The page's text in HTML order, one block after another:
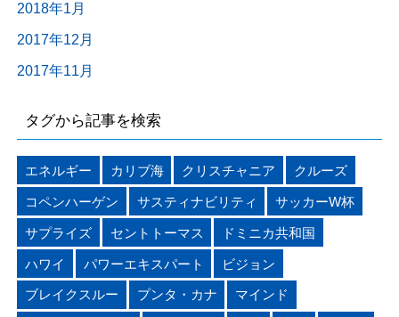
2018年1月
2017年12月
2017年11月
タグから記事を検索
エネルギー カリブ海 クリスチャニア クルーズ
コペンハーゲン サスティナビリティ サッカーW杯
サプライズ セントトーマス ドミニカ共和国
ハワイ パワーエキスパート ビジョン
ブレイクスルー プンタ・カナ マインド